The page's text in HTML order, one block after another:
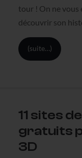
tour ! On ne vous
découvrir son
(suite…)
11 sites
gratuits
3D